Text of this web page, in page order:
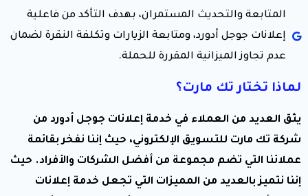
المتابعة والتحديث المستمران، بهدف التأكد من فاعلية
إعلانات جوجل أدورد، ومتابعة الزيارات وتكلفة النقرة لضمان
عدم تجاوز الميزانية المقررة للحملة.
لماذا تختار تك مارت؟
يثق العديد من العملاء في خدمة إعلانات جوجل أدورد من
شركة تك مارت للتسويق الإلكتروني، حيث إننا نفخر بقائمة
عملائنا التي تضم مجموعة من أفضل الشركات والأفراد. حيث
إننا نتميز بالعديد من المميزات التي تجعل خدمة إعلانات